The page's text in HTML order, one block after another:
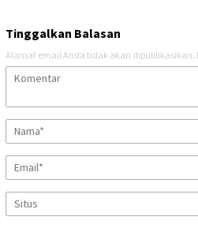
Tinggalkan Balasan
Alamat email Anda tidak akan dipublikasikan.